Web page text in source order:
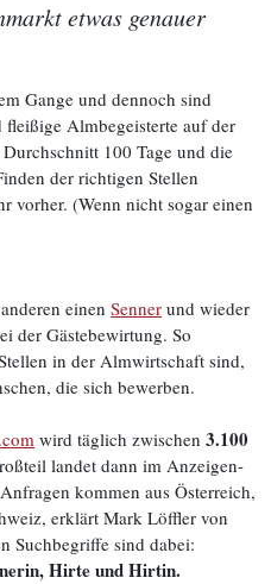
etwas genauer
Gange und dennoch sind
Almbegeisterte auf der
100 Tage und die
der richtigen Stellen
vorher. (Wenn nicht sogar einen
einen Senner und wieder
der Gästebewirtung. So
in der Almwirtschaft sind,
die sich bewerben.
wird täglich zwischen 3.100
landet dann im Anzeigen-
kommen aus Österreich,
erklärt Mark Löffler von
Suchbegriffe sind dabei:
Hirte und Hirtin.